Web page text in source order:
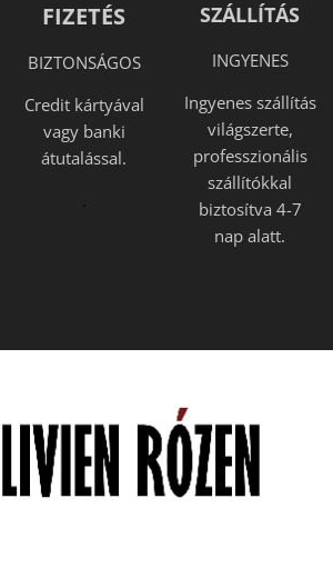
FIZETÉS
BIZTONSÁGOS
Credit kártyával
vagy banki
átutalással.
.
SZÁLLÍTÁS
INGYENES
Ingyenes szállítás
világszerte,
professzionális
szállítókkal
biztosítva 4-7
nap alatt.